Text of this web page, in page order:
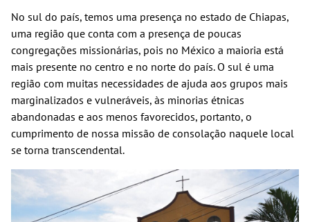
No sul do país, temos uma presença no estado de Chiapas,
uma região que conta com a presença de poucas
congregações missionárias, pois no México a maioria está
mais presente no centro e no norte do país. O sul é uma
região com muitas necessidades de ajuda aos grupos mais
marginalizados e vulneráveis, às minorias étnicas
abandonadas e aos menos favorecidos, portanto, o
cumprimento de nossa missão de consolação naquele local
se torna transcendental.